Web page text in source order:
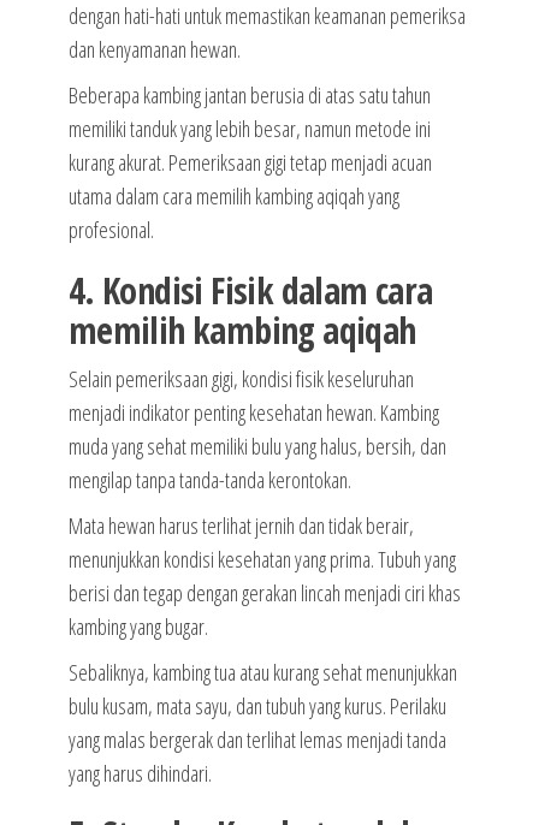
dengan hati-hati untuk memastikan keamanan pemeriksa
dan kenyamanan hewan.
Beberapa kambing jantan berusia di atas satu tahun
memiliki tanduk yang lebih besar, namun metode ini
kurang akurat. Pemeriksaan gigi tetap menjadi acuan
utama dalam cara memilih kambing aqiqah yang
profesional.
4. Kondisi Fisik dalam cara
memilih kambing aqiqah
Selain pemeriksaan gigi, kondisi fisik keseluruhan
menjadi indikator penting kesehatan hewan. Kambing
muda yang sehat memiliki bulu yang halus, bersih, dan
mengilap tanpa tanda-tanda kerontokan.
Mata hewan harus terlihat jernih dan tidak berair,
menunjukkan kondisi kesehatan yang prima. Tubuh yang
berisi dan tegap dengan gerakan lincah menjadi ciri khas
kambing yang bugar.
Sebaliknya, kambing tua atau kurang sehat menunjukkan
bulu kusam, mata sayu, dan tubuh yang kurus. Perilaku
yang malas bergerak dan terlihat lemas menjadi tanda
yang harus dihindari.